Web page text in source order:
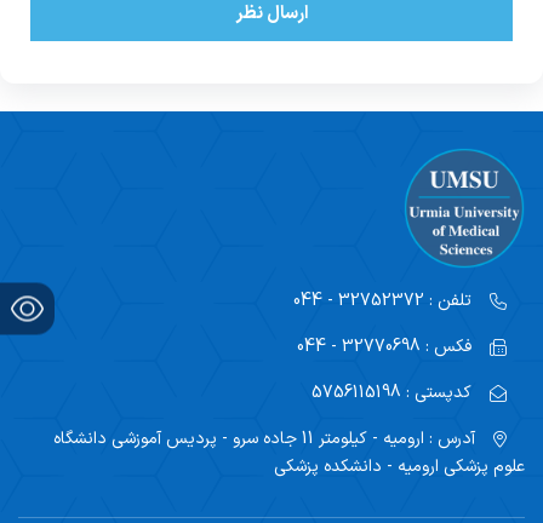
ارسال نظر
تلفن : 32752372 - 044
فکس : 32770698 - 044
کدپستی : 5756115198
آدرس :
ارومیه - کیلومتر 11 جاده سرو - پردیس آموزشی دانشگاه
علوم پزشکی ارومیه - دانشکده پزشکی